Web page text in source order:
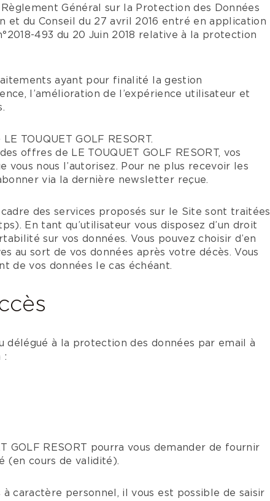
Général sur la Protection des Données
et du Conseil du 27 avril 2016 entré en application
493 du 20 Juin 2018 relative à la protection
ayant pour finalité la gestion
l’amélioration de l’expérience utilisateur et
TOUQUET GOLF RESORT.
offres de LE TOUQUET GOLF RESORT, vos
vous nous l’autorisez. Pour ne plus recevoir les
via la dernière newsletter reçue.
des services proposés sur le Site sont traitées
En tant qu’utilisateur vous disposez d’un droit
sur vos données. Vous pouvez choisir d’en
au sort de vos données après votre décès. Vous
de vos données le cas échéant.
délégué à la protection des données par email à
:
GOLF RESORT pourra vous demander de fournir
(en cours de validité).
caractère personnel, il vous est possible de saisir